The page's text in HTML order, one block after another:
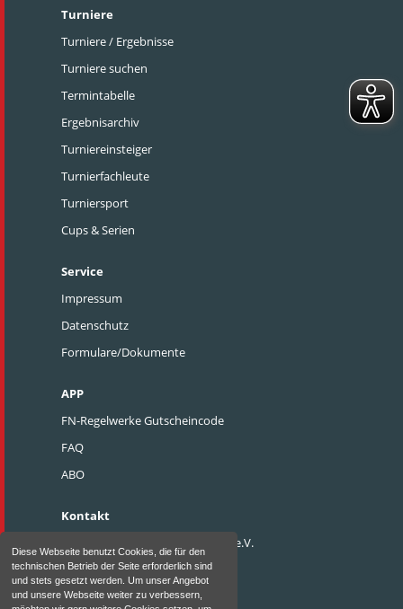
Diese Webseite benutzt Cookies, die für den
technischen Betrieb der Seite erforderlich sind
und stets gesetzt werden. Um unser Angebot
und unsere Webseite weiter zu verbessern,
Turniere
Turniere / Ergebnisse
Turniere suchen
Termintabelle
Ergebnisarchiv
Turniereinsteiger
Turnierfachleute
Turniersport
Cups & Serien
Service
Impressum
Datenschutz
Formulare/Dokumente
APP
FN-Regelwerke Gutscheincode
FAQ
ABO
Kontakt
Pferdesportverband Weser-Ems e.V.
Heidewinkel 8
D - 49377 Vechta